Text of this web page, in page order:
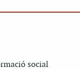
social